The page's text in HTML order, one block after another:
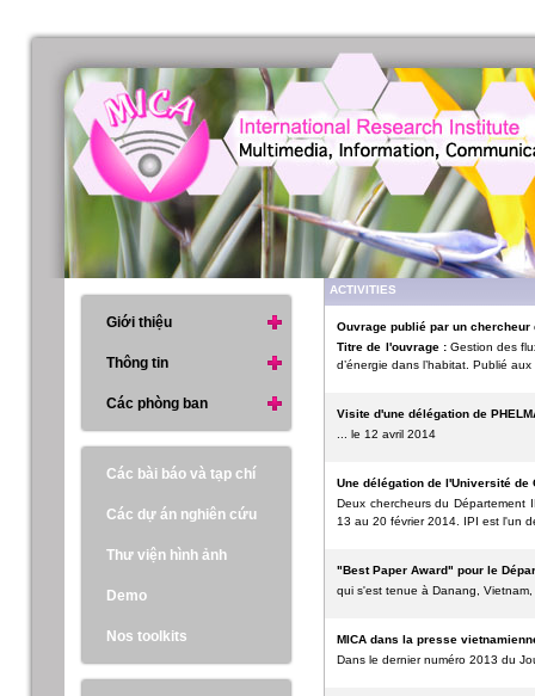
ACTIVITIES
Ouvrage publié par un chercheur
Titre de l'ouvrage : Gestion des
d’énergie dans l’habitat. Publié
Visite d'une délégation de
... le 12 avril 2014
Une délégation de l'Université de
Deux chercheurs du Département
13 au 20 février 2014. IPI est l'un
"Best Paper Award" pour le
qui s'est tenue à Danang,
MICA dans la presse
Dans le dernier numéro 2013 du
Giới thiệu
Thông tin
Các phòng ban
Các bài báo và tạp chí
Các dự án nghiên cứu
Thư viện hình ảnh
Demo
Nos toolkits